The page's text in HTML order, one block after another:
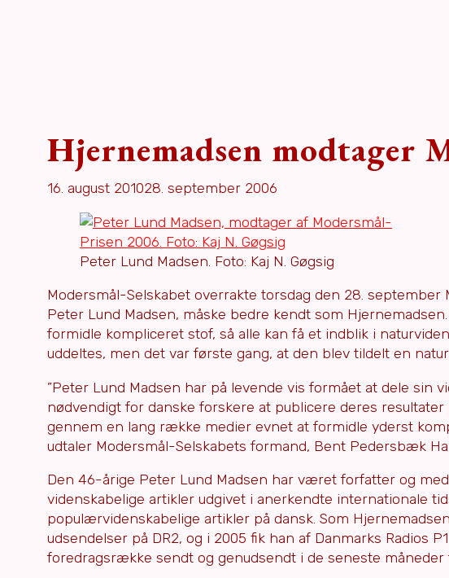
Hjernemadsen modtager
16. august 201028. september 2006
Peter Lund Madsen. Foto: Kaj N. Gøgsig
Modersmål-Selskabet overrakte torsdag den 28.
Peter Lund Madsen, måske bedre kendt som
formidle kompliceret stof, så alle kan få et indblik i
uddeltes, men det var første gang, at den blev tildelt en
”Peter Lund Madsen har på levende vis formået at dele sin
nødvendigt for danske forskere at publicere deres
gennem en lang række medier evnet at formidle yderst
udtaler Modersmål-Selskabets formand, Bent Pedersbæk
Den 46-årige Peter Lund Madsen har været forfatter og
videnskabelige artikler udgivet i anerkendte internationale
populærvidenskabelige artikler på dansk. Som
udsendelser på DR2, og i 2005 fik han af Danmarks Radios
foredragsrække sendt og genudsendt i de seneste